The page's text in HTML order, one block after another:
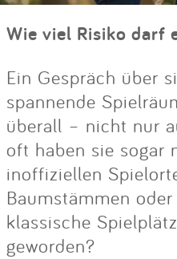
Wie viel Risiko darf
Ein Gespräch über
spannende
überall – nicht nur
oft haben sie sogar
inoffiziellen
Baumstämmen
klassische
geworden?